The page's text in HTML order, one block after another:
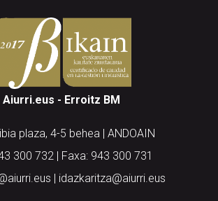
Aiurri.eus - Erroitz BM
plaza, 4-5 behea | ANDOAIN
300 732 | Faxa: 943 300 731
| idazkaritza@aiurri.eus